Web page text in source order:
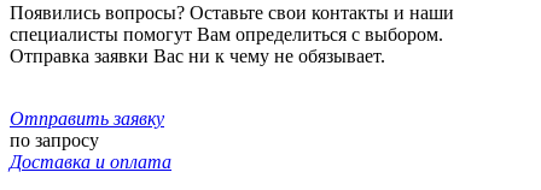
Появились вопросы? Оставьте свои контакты и наши
специалисты помогут Вам определиться с выбором.
Отправка заявки Вас ни к чему не обязывает.
Отправить заявку
по запросу
Доставка и оплата